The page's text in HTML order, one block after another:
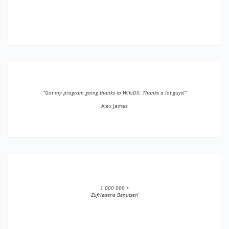
”Got my program going thanks to WikiDll. Thanks a lot guys!”
Alex James
1 000 000 +
Zufriedene Benutzer!